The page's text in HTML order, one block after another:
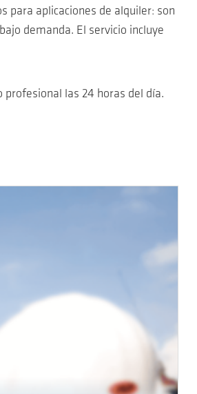
para aplicaciones de alquiler: son
demanda. El servicio incluye
las 24 horas del día.